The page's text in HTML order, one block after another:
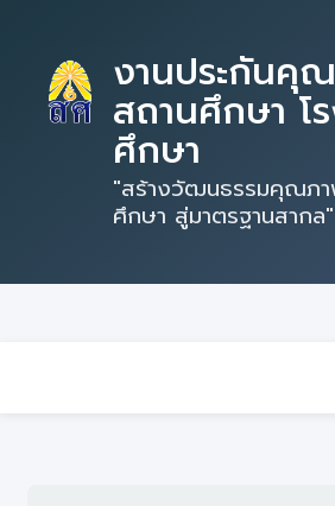
งานประกันคุ
สถานศึกษา โ
ศึกษา
"สร้างวัฒนธรรมคุณภ
ศึกษา สู่มาตรฐานสากล"